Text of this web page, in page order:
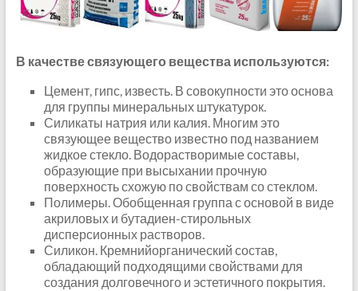
В качестве связующего вещества используются:
Цемент, гипс, известь. В совокупности это основа
для группы минеральных штукатурок.
Силикаты натрия или калия. Многим это
связующее вещество известно под названием
жидкое стекло. Водорастворимые составы,
образующие при высыхании прочную
поверхность схожую по свойствам со стеклом.
Полимеры. Обобщенная группа с основой в виде
акриловых и бутадиен-стирольных
дисперсионных растворов.
Силикон. Кремнийорганический состав,
обладающий подходящими свойствами для
создания долговечного и эстетичного покрытия.